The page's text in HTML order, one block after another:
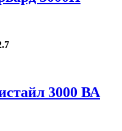
3000 ВА